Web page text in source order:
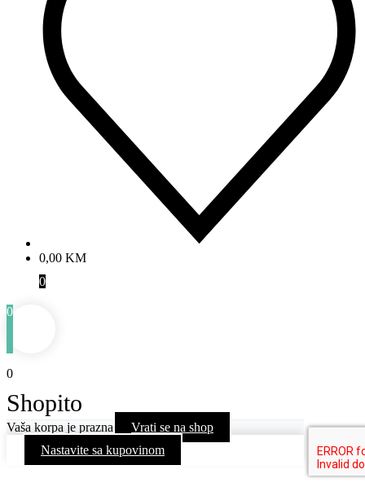
0,00 KM
0
0
0
Shopito
Vaša korpa je prazna
Vrati se na shop
Nastavite sa kupovinom